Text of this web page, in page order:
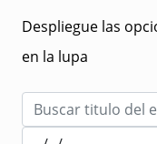
Despliegue las
en la lupa